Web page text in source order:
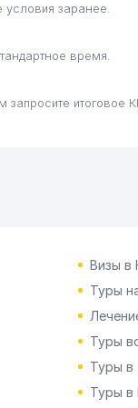
заранее.
время.
итоговое
Визы в
Туры
Туры
Туры в
Туры в